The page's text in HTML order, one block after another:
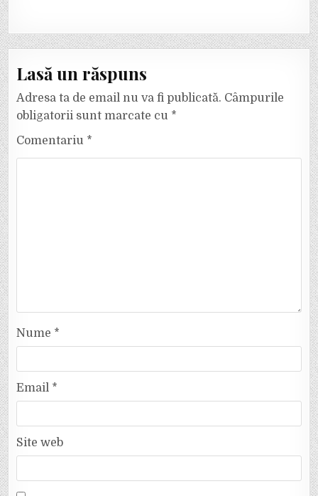
Lasă un răspuns
Adresa ta de email nu va fi publicată. Câmpurile
obligatorii sunt marcate cu *
Comentariu *
Nume *
Email *
Site web